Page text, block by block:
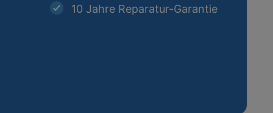
10 Jahre Reparatur-Garantie